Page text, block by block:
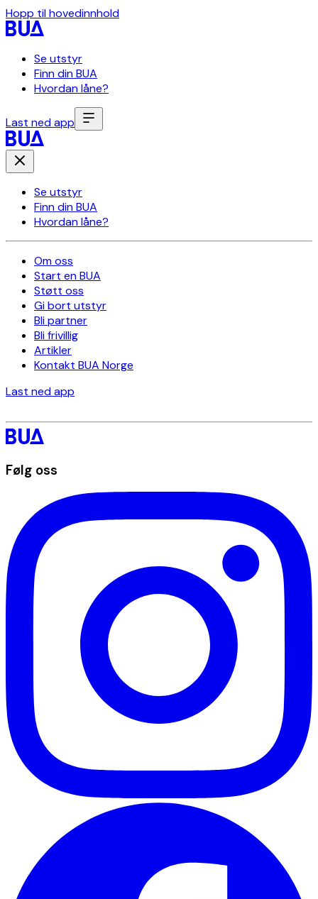
Hopp til hovedinnhold
Se utstyr
Finn din BUA
Hvordan låne?
Last ned app
Se utstyr
Finn din BUA
Hvordan låne?
Om oss
Start en BUA
Støtt oss
Gi bort utstyr
Bli partner
Bli frivillig
Artikler
Kontakt BUA Norge
Last ned app
Følg oss